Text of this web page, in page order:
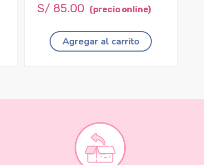
S/ 85.00
Agregar al carrito